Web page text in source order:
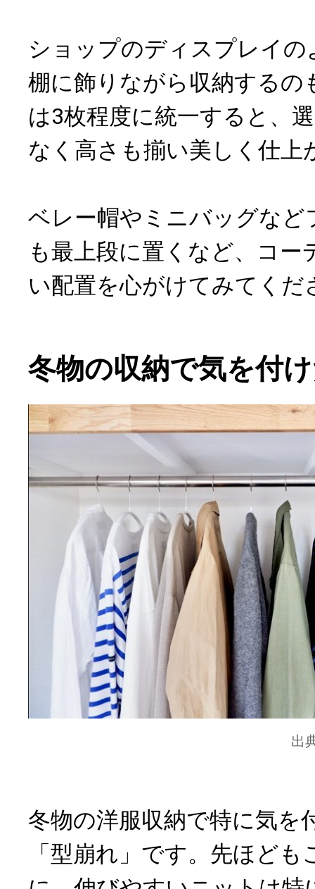
ショップのディスプレイ
棚に飾りながら収納するの
は3枚程度に統一すると、
なく高さも揃い美しく仕上
ベレー帽やミニバッグなど
も最上段に置くなど、コー
い配置を心がけてみてくだ
冬物の収納で気を付
出
冬物の洋服収納で特に気を
「型崩れ」です。先ほど